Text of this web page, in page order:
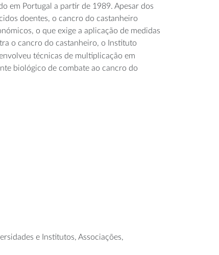
em Portugal a partir de 1989. Apesar dos
doentes, o cancro do castanheiro
o que exige a aplicação de medidas
o cancro do castanheiro, o Instituto
técnicas de multiplicação em
biológico de combate ao cancro do
e Institutos, Associações,